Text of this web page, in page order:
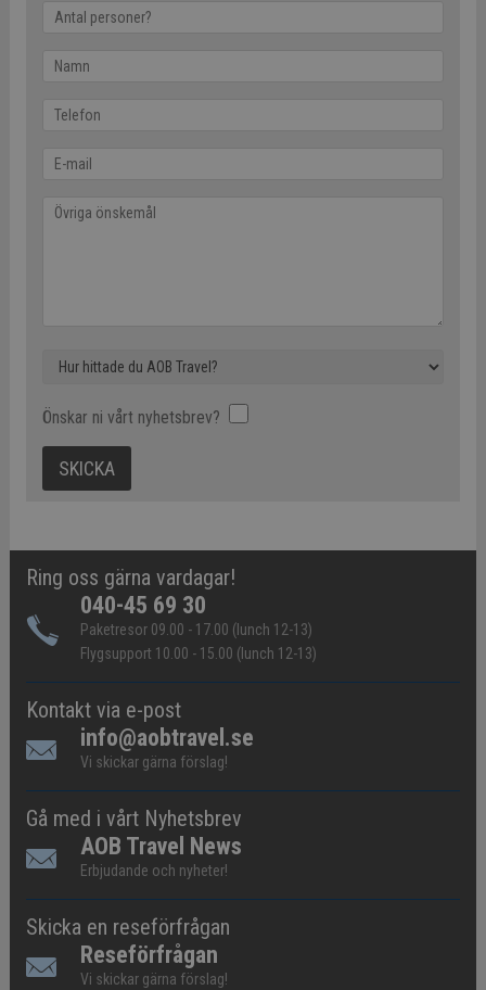
Önskar ni vårt nyhetsbrev?
Ring oss gärna vardagar!
040-45 69 30
Paketresor 09.00 - 17.00 (lunch 12-13)
Flygsupport 10.00 - 15.00 (lunch 12-13)
Kontakt via e-post
info@aobtravel.se
Vi skickar gärna förslag!
Gå med i vårt Nyhetsbrev
AOB Travel News
Erbjudande och nyheter!
Skicka en reseförfrågan
Reseförfrågan
Vi skickar gärna förslag!